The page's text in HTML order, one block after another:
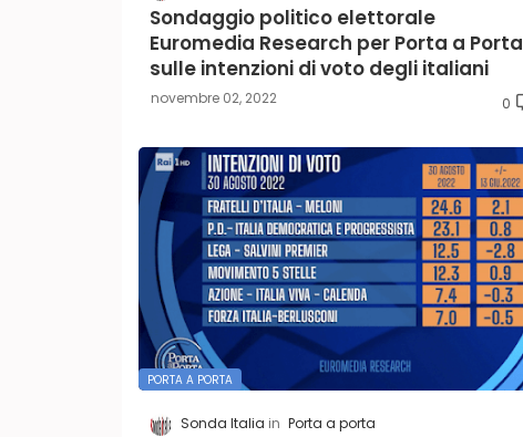
Sondaggio politico elettorale
Euromedia Research per Porta a Porta
sulle intenzioni di voto degli italiani
novembre 02, 2022 0
PORTA A PORTA
Sonda Italia Porta a porta